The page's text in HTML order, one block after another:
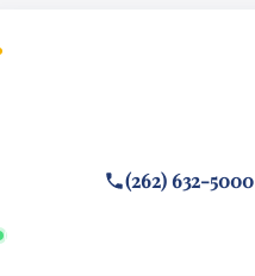
CONSULTA GRATUITA
(262) 632-5000
Disponible 24/7 · Hablamos español